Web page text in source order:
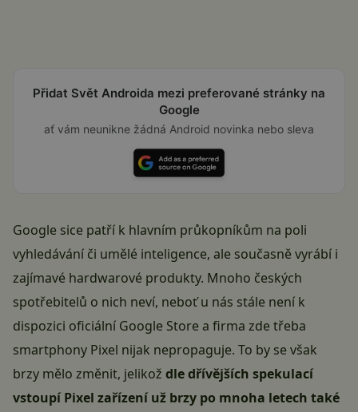
Přidat Svět Androida mezi preferované stránky na
Google
ať vám neunikne žádná Android novinka nebo sleva
Google sice patří k hlavním průkopníkům na poli
vyhledávání či umělé inteligence, ale současně vyrábí i
zajímavé hardwarové produkty. Mnoho českých
spotřebitelů o nich neví, neboť u nás stále není k
dispozici oficiální Google Store a firma zde třeba
smartphony Pixel nijak nepropaguje. To by se však
brzy mělo změnit, jelikož dledřívějších spekulací
vstoupí Pixel zařízení už brzy po mnoha letech také